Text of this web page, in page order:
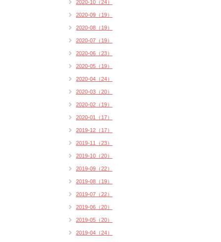
2020-10（24）
2020-09（19）
2020-08（19）
2020-07（19）
2020-06（23）
2020-05（19）
2020-04（24）
2020-03（20）
2020-02（19）
2020-01（17）
2019-12（17）
2019-11（23）
2019-10（20）
2019-09（22）
2019-08（19）
2019-07（22）
2019-06（20）
2019-05（20）
2019-04（24）